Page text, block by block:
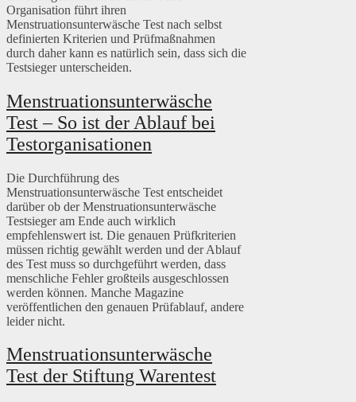
Organisation führt ihren
Menstruationsunterwäsche Test nach selbst
definierten Kriterien und Prüfmaßnahmen
durch daher kann es natürlich sein, dass sich die
Testsieger unterscheiden.
Menstruationsunterwäsche
Test – So ist der Ablauf bei
Testorganisationen
Die Durchführung des
Menstruationsunterwäsche Test entscheidet
darüber ob der Menstruationsunterwäsche
Testsieger am Ende auch wirklich
empfehlenswert ist. Die genauen Prüfkriterien
müssen richtig gewählt werden und der Ablauf
des Test muss so durchgeführt werden, dass
menschliche Fehler großteils ausgeschlossen
werden können. Manche Magazine
veröffentlichen den genauen Prüfablauf, andere
leider nicht.
Menstruationsunterwäsche
Test der Stiftung Warentest